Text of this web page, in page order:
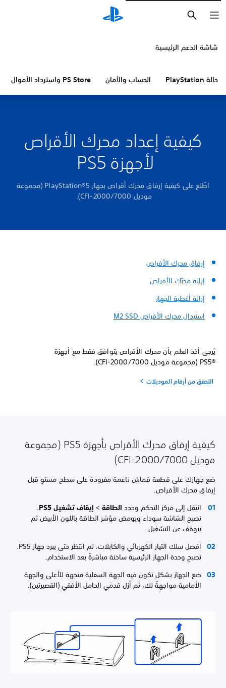
شاشة الدعم الرئيسية
حالة PlayStation الحساب والأمان PS Store واسترداد الأموال
كيفية إعداد محرك الأقراص
لأجهزة PS5
اطّلع على كيفية إرفاق محرك أقراص بجهاز PlayStation®5 (مجموعة
موديل CFI-2000/7000).
إرفاق محرك الأقراص
إزالة محرّك الأقراص
إزالة أغطية الجهاز
استبدال محرك الأقراص M2 SSD
يُرجى أخذ العلم بأن محرك الأقراص يتوافق فقط مع أجهزة
PS5®‎ (مجموعة موديل CFI-2000/7000).
التحقق من أرقام الموديلات
كيفية إرفاق محرك الأقراص بأجهزة PS5 (مجموعة
موديل CFI-2000/7000)
ضع جهازك على قطعة قماش ناعمة مفرودة على سطح مستوٍ قبل
إرفاق محرك الأقراص.
انتقل إلى مركز التحكم وحدد الطاقة > إيقاف تشغيل PS5
.
تصبح الشاشة سوداء ويومض مؤشر الطاقة باللون الأبيض ثم
يتوقف عن التشغيل.
افصل سلك التيار الكهربائي والكابلات، ثم انتظر حتى يبرد جهاز PS5.
تصبح وحدة الجهاز الرئيسية ساخنة مباشرةً بعد الاستخدام.
ضع الجهاز بشكل تكون فيه الجهة السفلية متجهة للأعلى والجهة
الأمامية مواجهةً لك، ثم أزل قدمَي الحامل الأفقي (القصيرتين).